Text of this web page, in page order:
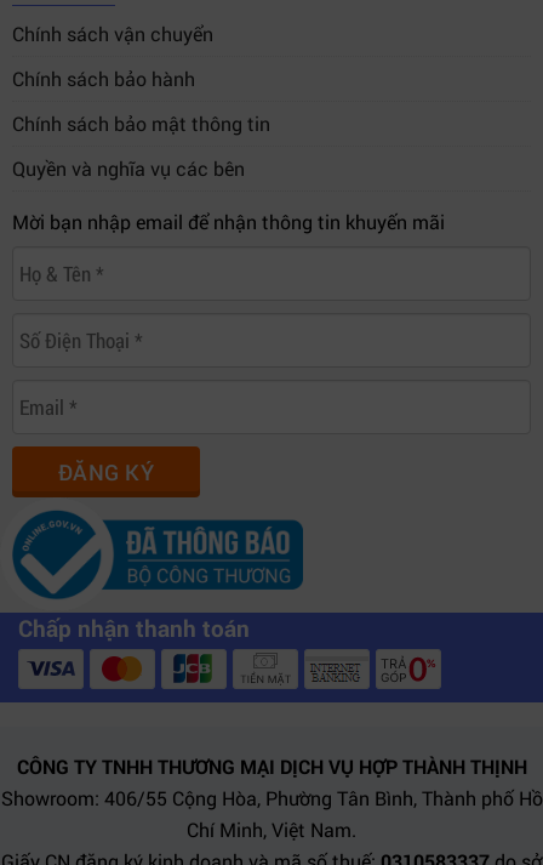
Chính sách vận chuyển
Chính sách bảo hành
Chính sách bảo mật thông tin
Quyền và nghĩa vụ các bên
Mời bạn nhập email để nhận thông tin khuyến mãi
ĐĂNG KÝ
Chấp nhận thanh toán
CÔNG TY TNHH THƯƠNG MẠI DỊCH VỤ HỢP THÀNH THỊNH
Showroom: 406/55 Cộng Hòa, Phường Tân Bình, Thành phố Hồ
Chí Minh, Việt Nam.